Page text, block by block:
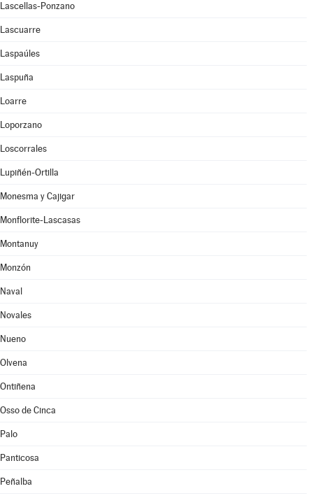
Lascellas-Ponzano
Lascuarre
Laspaúles
Laspuña
Loarre
Loporzano
Loscorrales
Lupiñén-Ortilla
Monesma y Cajigar
Monflorite-Lascasas
Montanuy
Monzón
Naval
Novales
Nueno
Olvena
Ontiñena
Osso de Cinca
Palo
Panticosa
Peñalba